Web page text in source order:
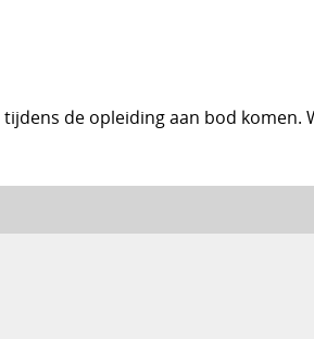
de opleiding aan bod komen.